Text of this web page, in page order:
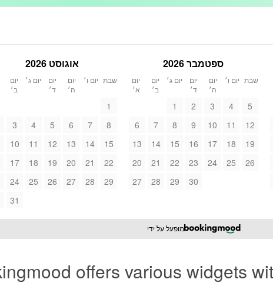
אוגוסט 2026
יום
ב׳
יום ג׳
יום
ד׳
יום
ה׳
יום ו׳ שבת
1
3 4 5 6 7
8
10 11 12 13 14
15
17 18 19 20 21
22
24 25 26 27 28
29
31
ספטמבר 2026
יום
א׳
יום
ב׳
יום ג׳
יום
ד׳
יום
ה׳
יום ו׳ שבת
1 2 3 4
5
6
7 8 9 10 11
12
13
14 15 16 17 18
19
20
21 22 23 24 25
26
27
28 29 30
מופעל על ידי
offers various widgets